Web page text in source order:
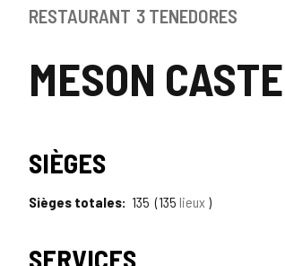
Castilla
LeónMESON
contenu
RESTAURANT 3 TENEDORES
SIÈGES
Sièges totales 135 135 lieux
SERVICES